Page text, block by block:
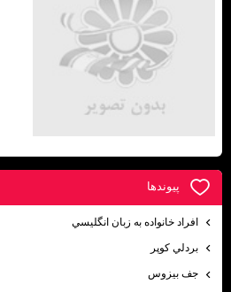
پيوندها
افراد خانواده به زبان انگليسي
بردلي كوپر
جف بيزوس